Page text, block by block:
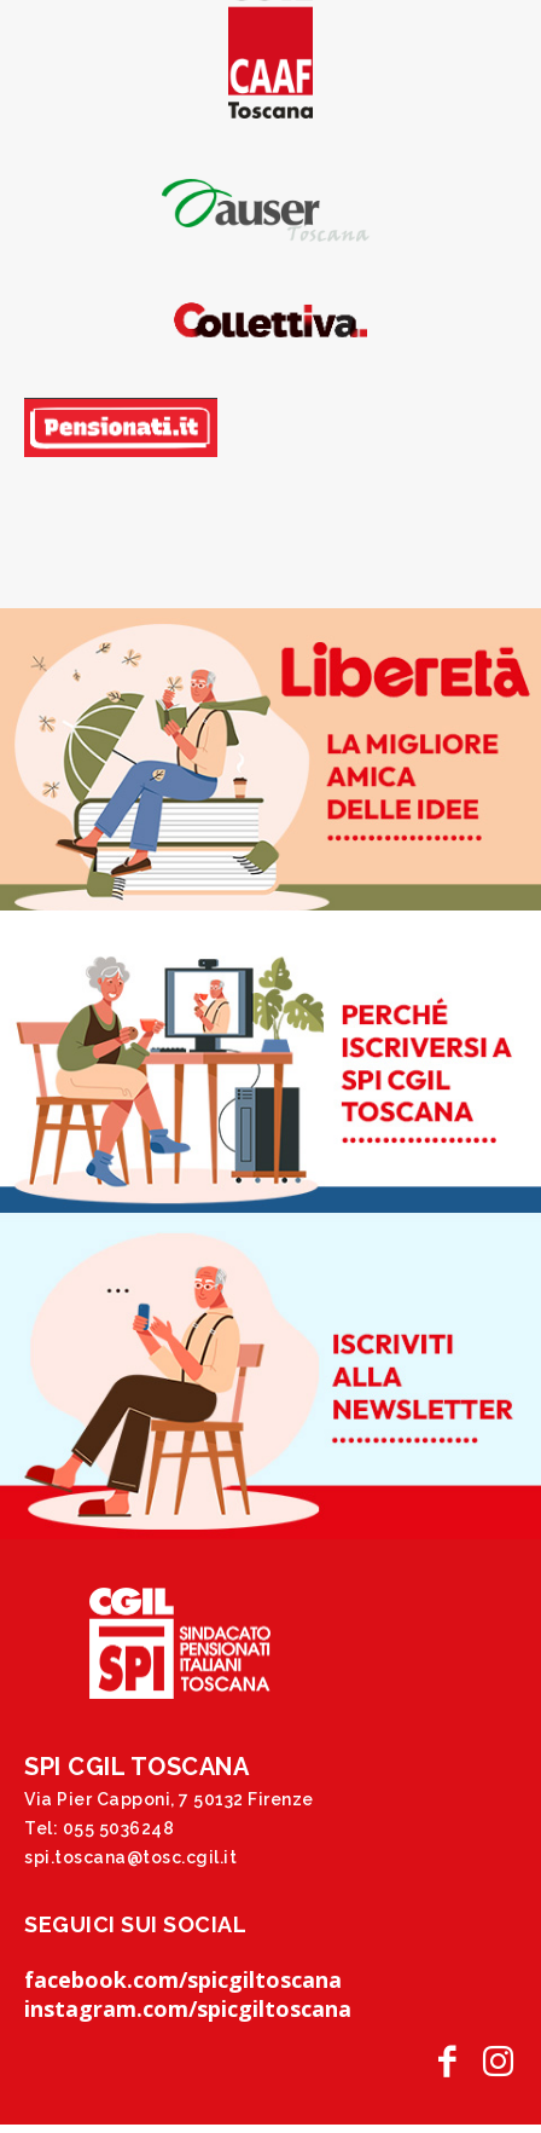
SPI CGIL TOSCANA
Via Pier Capponi, 7 50132 Firenze
Tel: 055 5036248
spi.toscana@tosc.cgil.it
SEGUICI SUI SOCIAL
facebook.com/spicgiltoscana
instagram.com/spicgiltoscana